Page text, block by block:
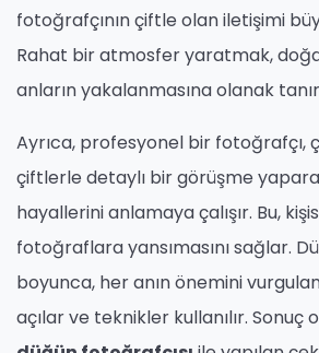
fotoğrafçının çiftle olan iletişimi
Rahat bir atmosfer yaratmak,
anların yakalanmasına olanak
Ayrıca, profesyonel bir fotoğrafçı,
çiftlerle detaylı bir görüşme
hayallerini anlamaya çalışır. Bu,
fotoğraflara yansımasını sağlar.
boyunca, her anın önemini
açılar ve teknikler kullanılır. Sonuç